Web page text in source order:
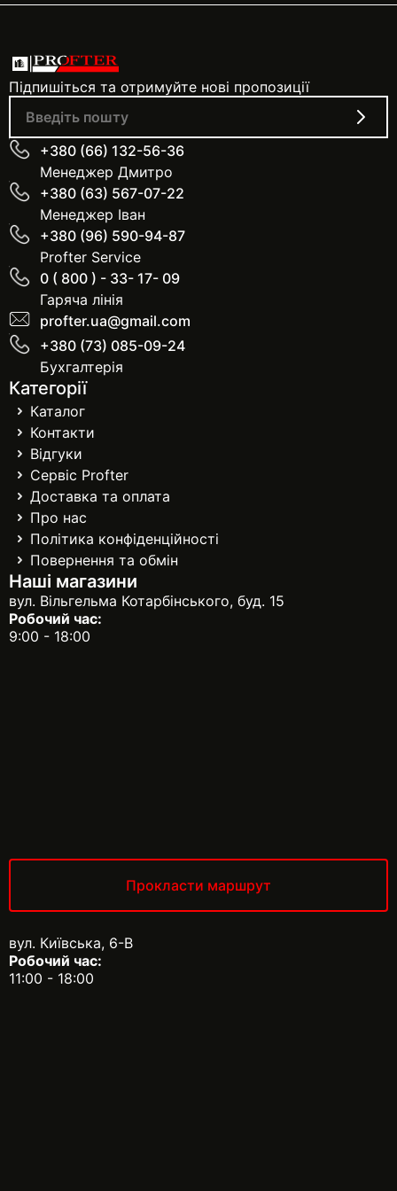
Підпишіться та отримуйте нові пропозиції
+380 (66) 132-56-36
Менеджер Дмитро
+380 (63) 567-07-22
Менеджер Іван
+380 (96) 590-94-87
Profter Service
0 ( 800 ) - 33- 17- 09
Гаряча лінія
profter.ua@gmail.com
+380 (73) 085-09-24
Бухгалтерія
Категорії
Каталог
Контакти
Відгуки
Сервіс Profter
Доставка та оплата
Про нас
Політика конфіденційності
Повернення та обмін
Наші магазини
вул. Вільгельма Котарбінського, буд. 15
Робочий час:
9:00 - 18:00
Прокласти маршрут
вул. Київська, 6-В
Робочий час:
11:00 - 18:00